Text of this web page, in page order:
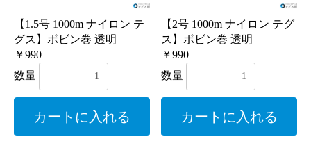
【1.5号 1000m ナイロン テ
グス】ボビン巻 透明
￥990
数量
カートに入れる
【2号 1000m ナイロン テグ
ス】ボビン巻 透明
￥990
数量
カートに入れる